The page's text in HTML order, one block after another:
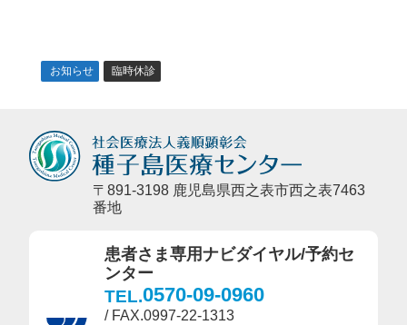
お知らせ 臨時休診
〒891-3198 鹿児島県西之表市西之表7463
番地
患者さま専用ナビダイヤル/予約セ
ンター
TEL.0570-09-0960
/ FAX.0997-22-1313